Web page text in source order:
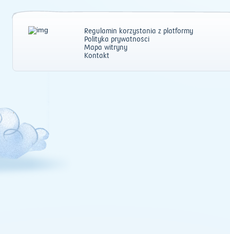
Regulamin korzystania z platformy
Polityka prywatności
Mapa witryny
Kontakt